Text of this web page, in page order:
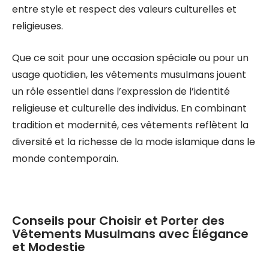
entre style et respect des valeurs culturelles et
religieuses.
Que ce soit pour une occasion spéciale ou pour un
usage quotidien, les vêtements musulmans jouent
un rôle essentiel dans l’expression de l’identité
religieuse et culturelle des individus. En combinant
tradition et modernité, ces vêtements reflètent la
diversité et la richesse de la mode islamique dans le
monde contemporain.
Conseils pour Choisir et Porter des
Vêtements Musulmans avec Élégance
et Modestie